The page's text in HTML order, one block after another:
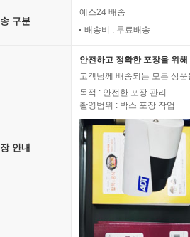
구분
예스24 배송
배송비 : 무료배송
안내
안전하고 정확한 포장을 위
고객님께 배송되는 모든 상
목적 : 안전한 포장 관리
촬영범위 : 박스 포장 작업